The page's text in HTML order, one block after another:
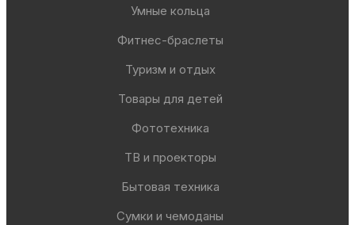
Умные кольца
Фитнес-браслеты
Туризм и отдых
Товары для детей
Фототехника
ТВ и проекторы
Бытовая техника
Сумки и чемоданы